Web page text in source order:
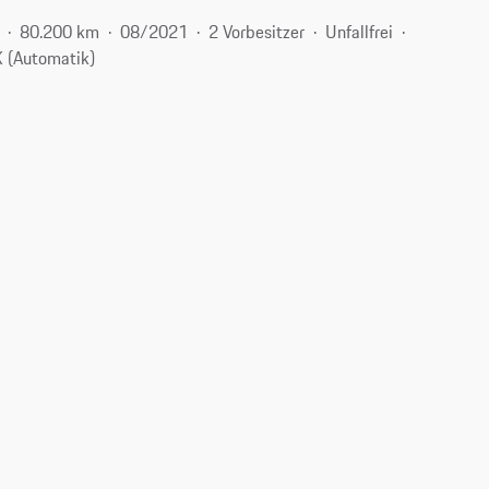
80.200 km 08/2021 2 Vorbesitzer
Unfallfrei
(Automatik)